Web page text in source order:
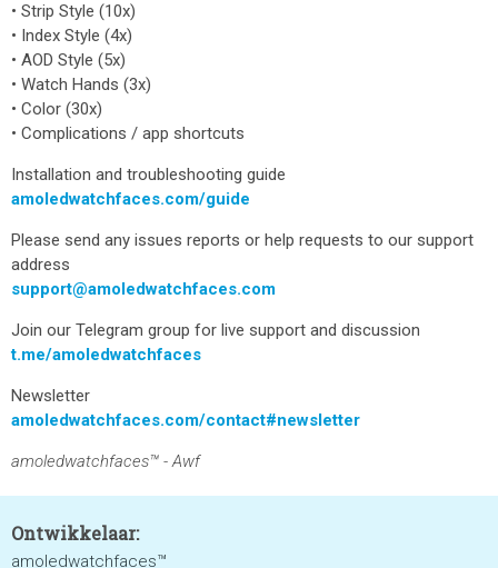
• Strip Style (10x)
• Index Style (4x)
• AOD Style (5x)
• Watch Hands (3x)
• Color (30x)
• Complications / app shortcuts
Installation and troubleshooting guide
amoledwatchfaces.com/guide
Please send any issues reports or help requests to our support
address
support@amoledwatchfaces.com
Join our Telegram group for live support and discussion
t.me/amoledwatchfaces
Newsletter
amoledwatchfaces.com/contact#newsletter
amoledwatchfaces™ - Awf
Ontwikkelaar:
amoledwatchfaces™